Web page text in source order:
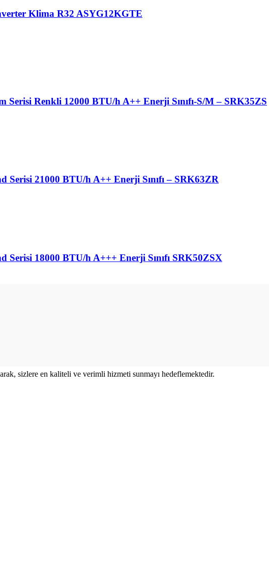
Klima R32 ASYG12KGTE
Renkli 12000 BTU/h A++ Enerji Sınıfı-S/M – SRK35ZS
21000 BTU/h A++ Enerji Sınıfı – SRK63ZR
18000 BTU/h A+++ Enerji Sınıfı SRK50ZSX
sizlere en kaliteli ve verimli hizmeti sunmayı hedeflemektedir.